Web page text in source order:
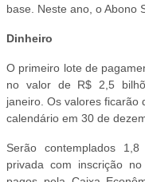
base. Neste ano, o Abono
Dinheiro
O primeiro lote de
no valor de R$ 2,5
janeiro. Os valores ficarão
calendário em 30 de
Serão contemplados
privada com inscrição